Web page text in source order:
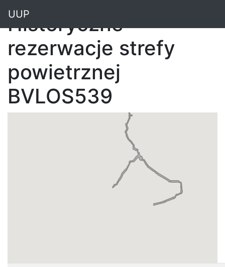
UUP
Historyczne
rezerwacje strefy
powietrznej
BVLOS539